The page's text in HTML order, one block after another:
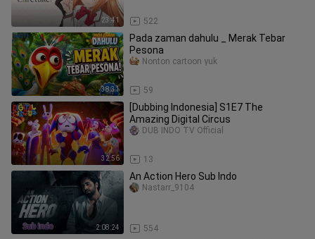
23:41 522
38:31
Pada zaman dahulu _ Merak Tebar
Pesona
59
Nonton cartoon yuk
32:56
[Dubbing‎ Indonesia]‎ S1E7‎ The‎
Amazing‎ Digital‎ Circus‎ ‎ ‎ ‎ ‎ ‎ ‎ ‎ ‎ ‎ ‎ ‎ ‎ ‎ ‎ ‎ ‎ ‎ ‎ ‎ ‎ ‎
13
DUB INDO TV Official
2:08:24
An Action Hero Sub Indo
554
Nastarr_9104